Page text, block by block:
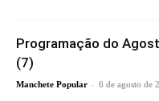
Programação do
(7)
Manchete Popular - 6 de agosto de